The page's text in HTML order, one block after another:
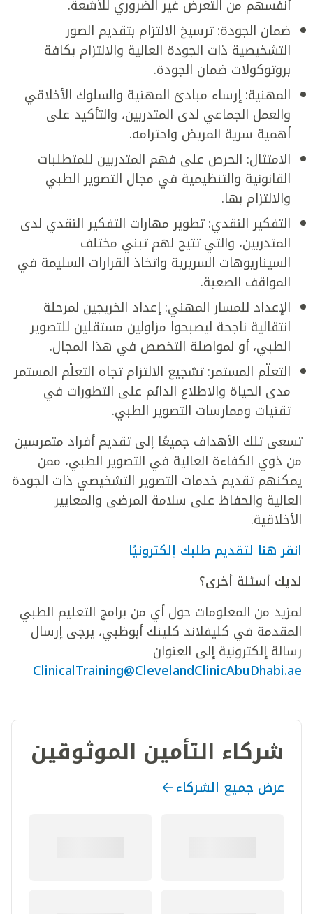
أنفسهم من التعرض غير الضروري للأشعة.
ضمان الجودة: ترسيخ الالتزام بتقديم الصور
التشخيصية ذات الجودة العالية والالتزام بكافة
بروتوكولات ضمان الجودة.
المهنية: إرساء مبادئ المهنية والسلوك الأخلاقي
والعمل الجماعي لدى المتدربين، والتأكيد على
أهمية سرية المريض واحترامه.
الامتثال: الحرص على فهم المتدربين للمتطلبات
القانونية والتنظيمية في مجال التصوير الطبي
والالتزام بها.
التفكير النقدي: تطوير مهارات التفكير النقدي لدى
المتدربين، والتي تتيح لهم تبني مختلف
السيناريوهات السريرية واتخاذ القرارات السليمة في
المواقف الصعبة.
الإعداد للمسار المهني: إعداد الخريجين لمرحلة
انتقالية ناجحة ليصبحوا مزاولين مستقلين للتصوير
الطبي، أو لمواصلة التخصص في هذا المجال.
التعلّم المستمر: تشجيع الالتزام تجاه التعلّم المستمر
مدى الحياة والاطلاع الدائم على التطورات في
تقنيات وممارسات التصوير الطبي.
تسعى تلك الأهداف جميعًا إلى تقديم أفراد متمرسين
من ذوي الكفاءة العالية في التصوير الطبي، ممن
يمكنهم تقديم خدمات التصوير التشخيصي ذات الجودة
العالية والحفاظ على سلامة المرضى والمعايير
الأخلاقية.
انقر هنا لتقديم طلبك إلكترونيًا
لديك أسئلة أخرى؟
لمزيد من المعلومات حول أي من برامج التعليم الطبي
المقدمة في كليفلاند كلينك أبوظبي، يرجى إرسال
رسالة إلكترونية إلى العنوان
ClinicalTraining@ClevelandClinicAbuDhabi.ae
شركاء التأمين الموثوقين
عرض جميع الشركاء